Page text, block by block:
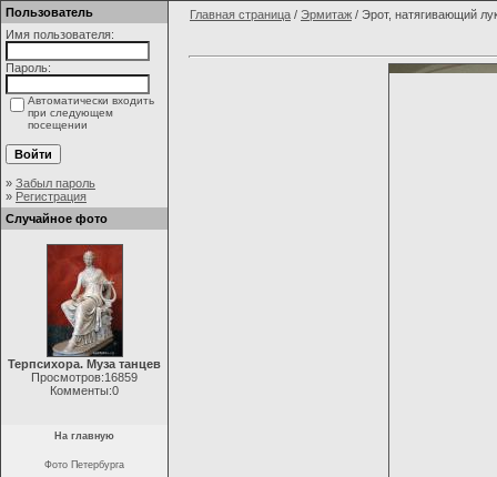
Пользователь
Имя пользователя:
Пароль:
Автоматически входить
при следующем
посещении
» Забыл пароль
» Регистрация
Случайное фото
Терпсихора. Муза танцев
Просмотров:16859
Комменты:0
На главную
Фото Петербурга
Главная страница / Эрмитаж / Эрот, натягивающий